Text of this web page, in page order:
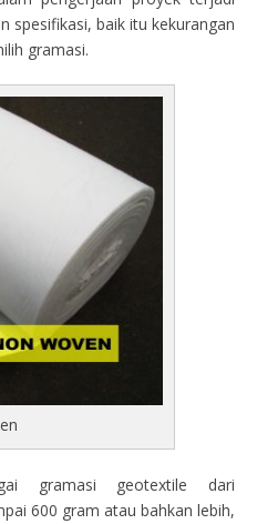
spesifikasi, baik itu kekurangan
gramasi.
gramasi geotextile dari
600 gram atau bahkan lebih,